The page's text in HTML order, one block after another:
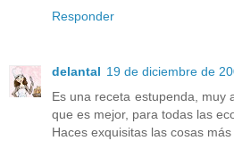
Responder
delantal 19 de diciembre de
Es una receta estupenda, muy
que es mejor, para todas las
Haces exquisitas las cosas